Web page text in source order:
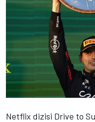
Netflix dizisi Drive to